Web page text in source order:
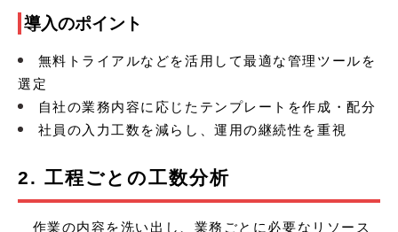
導入のポイント
無料トライアルなどを活用して最適な管理ツールを
選定
自社の業務内容に応じたテンプレートを作成・配分
社員の入力工数を減らし、運用の継続性を重視
2. 工程ごとの工数分析
作業の内容を洗い出し、業務ごとに必要なリソース